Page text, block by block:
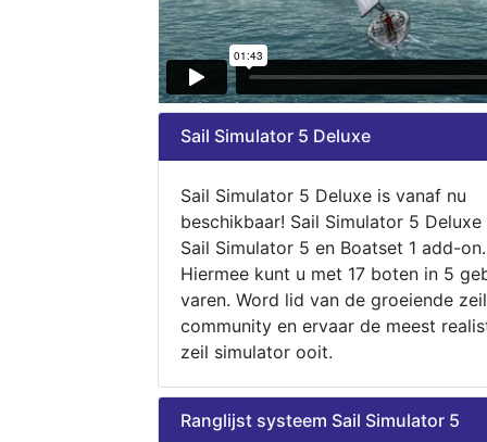
Sail Simulator 5 Deluxe
Sail Simulator 5 Deluxe is vanaf nu
beschikbaar! Sail Simulator 5
Sail Simulator 5 en Boatset 1 add-on.
Hiermee kunt u met 17 boten in 5
varen. Word lid van de groeiende zeil
community en ervaar de meest
zeil simulator ooit.
Ranglijst systeem Sail Simulator 5